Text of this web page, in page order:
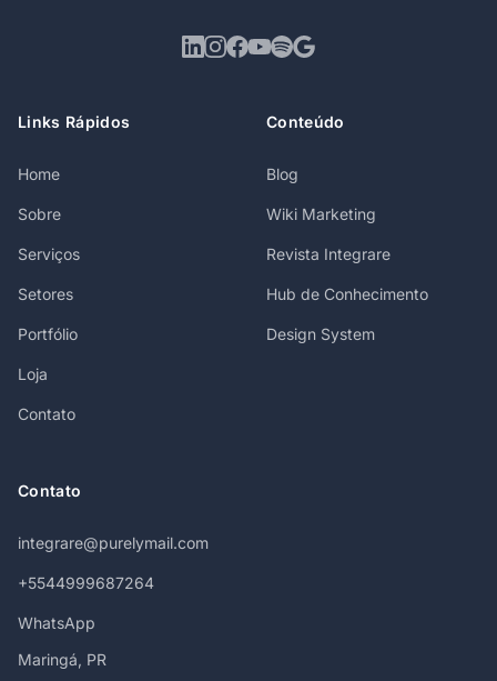
Links Rápidos
Home
Sobre
Serviços
Setores
Portfólio
Loja
Contato
Conteúdo
Blog
Wiki Marketing
Revista Integrare
Hub de Conhecimento
Design System
Contato
integrare@purelymail.com
+5544999687264
WhatsApp
Maringá, PR